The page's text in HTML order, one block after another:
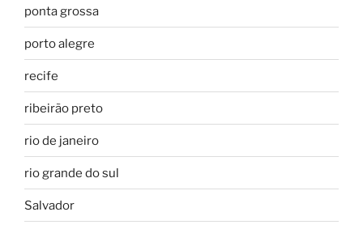
ponta grossa
porto alegre
recife
ribeirão preto
rio de janeiro
rio grande do sul
Salvador